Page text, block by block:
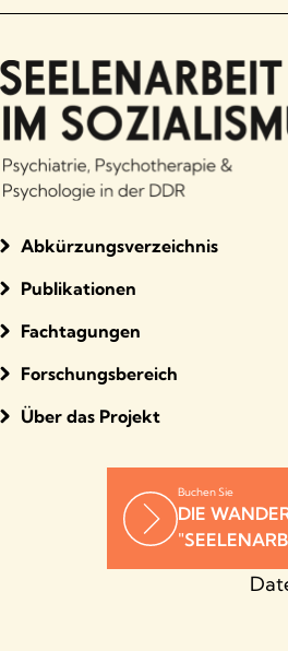
Abkürzungsverzeichnis
Publikationen
Fachtagungen
Forschungsbereich
Über das Projekt
Buchen Sie
DIE